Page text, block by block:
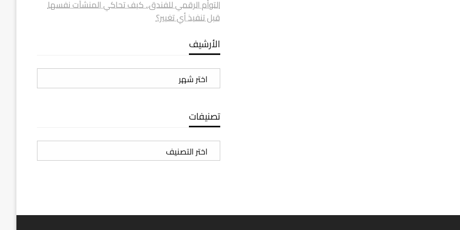
التوأم الرقمي للفندق.. كيف تحاكي المنشآت نفسها
قبل تنفيذ أي تغيير؟
الأرشيف
الأرشيف
تصنيفات
تصنيفات